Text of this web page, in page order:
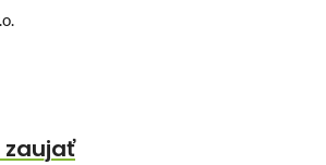
zaujať